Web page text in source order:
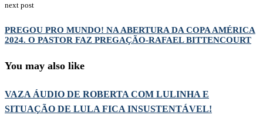
next post
PREGOU PRO MUNDO! NA ABERTURA DA COPA AMÉRICA
2024. O PASTOR FAZ PREGAÇÃO-RAFAEL BITTENCOURT
You may also like
VAZA ÁUDIO DE ROBERTA COM LULINHA E
SITUAÇÃO DE LULA FICA INSUSTENTÁVEL!